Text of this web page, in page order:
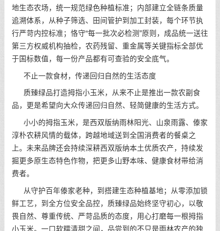
地生态农场，统一规范绿色种植标准；内部建立全链条质量
追溯体系，从种子筛选、田间管护到加工封装，每个环节执
行严苛内控标准；恪守“每一批次必检测”原则，成品统一送往
第三方权威机构抽检，农药残留、重金属等关键指标全部优
于国标数值，每一份产品都有可查验的安全底气。
不止一款食材，传递回归自然的生活态度
质臻绿品打造拇指小玉米，从来不止是推出一款农副食
品，更是希望向大众传递回归自然、轻简健康的生活方式。
小小的拇指玉米，是西双版纳雨林阳光、山泉雨露、傣家
淳朴农耕风情的载体，跨越地域送到全国消费者的餐桌之
上。未来品牌还会持续深耕西双版纳本土优质农产，持续发
掘更多原生态特色作物，把更多山野本味、健康食材带给消
费者。
从守护百年傣家老种，到搭建生态种植基地；从零添加锁
鲜工艺，到全方位安全品控，质臻绿品始终坚守初心，以敬
畏自然、尊重传统、严苛品质的态度，用心打磨每一根拇指
小玉米。一口软糯清甜之间，品尝到的不只是雨林农产的独